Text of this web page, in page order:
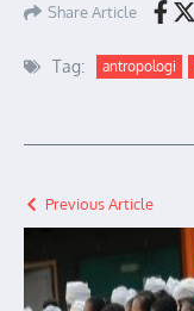
Share Article
Tag: antropologi
Previous Article